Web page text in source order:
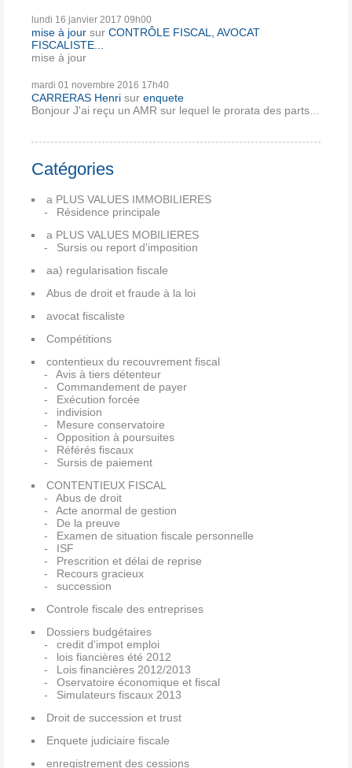
lundi 16 janvier 2017 09h00
mise à jour sur CONTRÔLE FISCAL, AVOCAT
FISCALISTE...
mise à jour
mardi 01 novembre 2016 17h40
CARRERAS Henri sur enquete
Bonjour J'ai reçu un AMR sur lequel le prorata des parts...
Catégories
a PLUS VALUES IMMOBILIERES
Résidence principale
a PLUS VALUES MOBILIERES
Sursis ou report d'imposition
aa) regularisation fiscale
Abus de droit et fraude à la loi
avocat fiscaliste
Compétitions
contentieux du recouvrement fiscal
Avis à tiers détenteur
Commandement de payer
Exécution forcée
indivision
Mesure conservatoire
Opposition à poursuites
Référés fiscaux
Sursis de paiement
CONTENTIEUX FISCAL
Abus de droit
Acte anormal de gestion
De la preuve
Examen de situation fiscale personnelle
ISF
Prescrition et délai de reprise
Recours gracieux
succession
Controle fiscale des entreprises
Dossiers budgétaires
credit d'impot emploi
lois fiancières été 2012
Lois financières 2012/2013
Oservatoire économique et fiscal
Simulateurs fiscaux 2013
Droit de succession et trust
Enquete judiciaire fiscale
enregistrement des cessions